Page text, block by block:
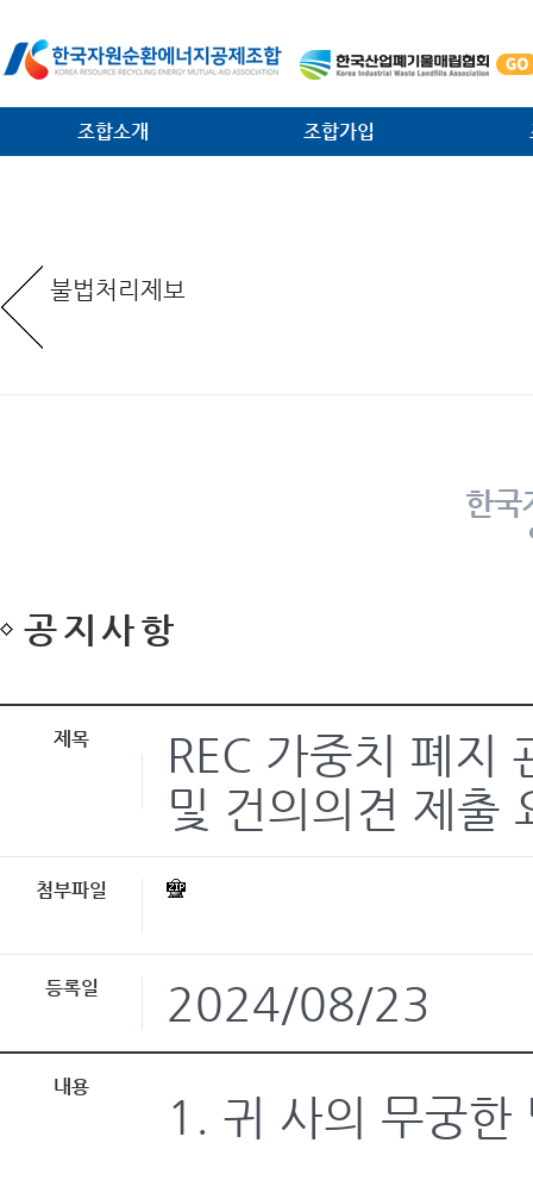
조합소개
임원현황
역대 회장 · 이사장
조합가입
불법처리제보
한국
공지사항
제목
REC 가중치 폐지
및 건의의견 제출
첨부파일
등록일 2024/08/23
내용
1. 귀 사의 무궁한